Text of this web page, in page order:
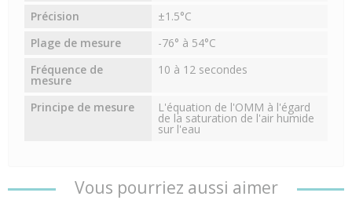
Précision
±1.5°C
Plage de mesure
-76° à 54°C
Fréquence de
mesure
10 à 12 secondes
Principe de mesure L'équation de l'OMM à l'égard
de la saturation de l'air humide
sur l'eau
Vous pourriez aussi aimer